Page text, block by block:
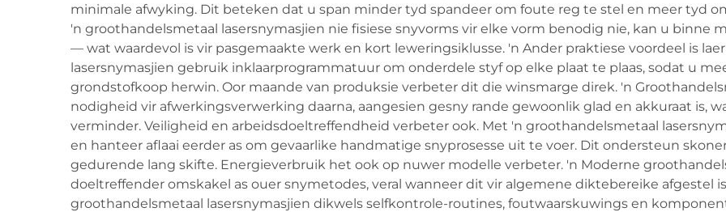
minimale afwyking. Dit beteken dat u span minder tyd spandeer om foute reg te stel en meer tyd
'n groothandelsmetaal lasersnymasjien nie fisiese snyvorms vir elke vorm benodig nie, kan u binne
— wat waardevol is vir pasgemaakte werk en kort leweringsiklusse. 'n Ander praktiese voordeel is
lasersnymasjien gebruik inklaarprogrammatuur om onderdele styf op elke plaat te plaas, sodat u
grondstofkoop herwin. Oor maande van produksie verbeter dit die winsmarge direk. 'n
nodigheid vir afwerkingsverwerking daarna, aangesien gesny rande gewoonlik glad en akkuraat is,
verminder. Veiligheid en arbeidsdoeltreffendheid verbeter ook. Met 'n groothandelsmetaal
en hanteer aflaai eerder as om gevaarlike handmatige snyprosesse uit te voer. Dit ondersteun
gedurende lang skifte. Energieverbruik het ook op nuwer modelle verbeter. 'n Moderne
doeltreffender omskakel as ouer snymetodes, veral wanneer dit vir algemene diktebereike afgestel
groothandelsmetaal lasersnymasjien dikwels selfkontrole-routines, foutwaarskuwings en